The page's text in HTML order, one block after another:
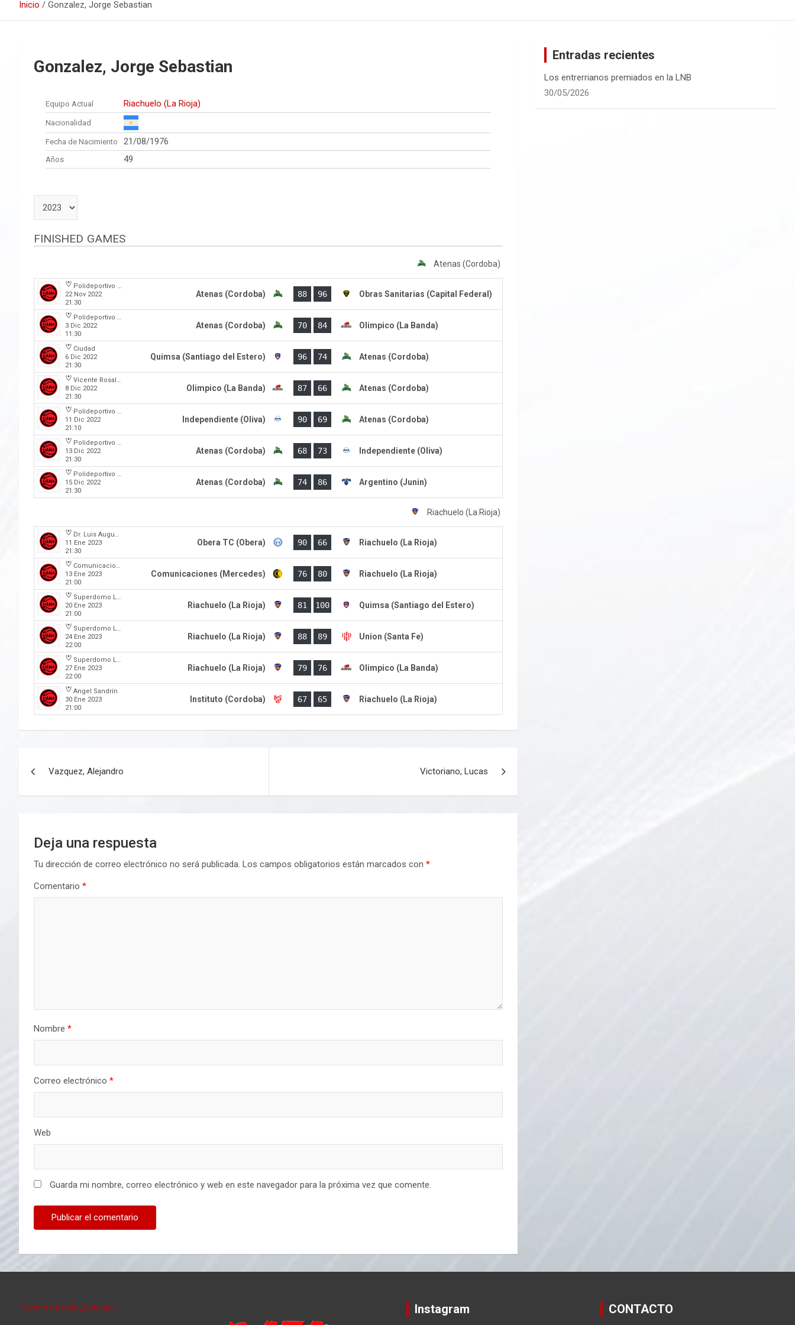
Inicio Gonzalez, Jorge Sebastian
Gonzalez, Jorge Sebastian
Equipo Actual Riachuelo (La Rioja)
Nacionalidad
Fecha de Nacimiento 21/08/1976
Años 49
FINISHED GAMES
Atenas (Cordoba)
Polideportivo Carlos Cerutti
22 Nov 2022
21:30
Atenas (Cordoba) 88 96 Obras Sanitarias (Capital Federal)
Polideportivo Carlos Cerutti
3 Dic 2022
11:30
Atenas (Cordoba) 70 84 Olimpico (La Banda)
Ciudad
6 Dic 2022
21:30
Quimsa (Santiago del Estero) 96 74 Atenas (Cordoba)
Vicente Rosales
8 Dic 2022
21:30
Olimpico (La Banda) 87 66 Atenas (Cordoba)
Polideportivo Independiente
11 Dic 2022
21:10
Independiente (Oliva) 90 69 Atenas (Cordoba)
Polideportivo Carlos Cerutti
13 Dic 2022
21:30
Atenas (Cordoba) 68 73 Independiente (Oliva)
Polideportivo Carlos Cerutti
15 Dic 2022
21:30
Atenas (Cordoba) 74 86 Argentino (Junin)
Riachuelo (La Rioja)
Dr. Luis Augusto Derna
11 Ene 2023
21:30
Obera TC (Obera) 90 66 Riachuelo (La Rioja)
Comunicaciones
13 Ene 2023
21:00
Comunicaciones (Mercedes) 76 80 Riachuelo (La Rioja)
Superdomo La Rioja
20 Ene 2023
21:00
Riachuelo (La Rioja) 81 100 Quimsa (Santiago del Estero)
Superdomo La Rioja
24 Ene 2023
22:00
Riachuelo (La Rioja) 88 89 Union (Santa Fe)
Superdomo La Rioja
27 Ene 2023
22:00
Riachuelo (La Rioja) 79 76 Olimpico (La Banda)
Angel Sandrín
30 Ene 2023
21:00
Instituto (Cordoba) 67 65 Riachuelo (La Rioja)
Vazquez, Alejandro Victoriano, Lucas
Deja una respuesta
Tu dirección de correo electrónico no será publicada. Los campos obligatorios están marcados con *
Comentario *
Nombre *
Correo electrónico *
Web
Guarda mi nombre, correo electrónico y web en este navegador para la próxima vez que comente.
Entradas recientes
Los entrerrianos premiados en la LNB
30/05/2026
Tweets by data_basquet Instagram CONTACTO